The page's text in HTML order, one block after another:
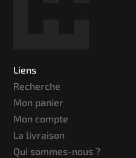
Liens
Recherche
Mon panier
Mon compte
La livraison
Qui sommes-nous ?